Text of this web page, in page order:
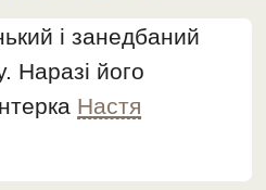
і занедбаний
Наразі його
Настя